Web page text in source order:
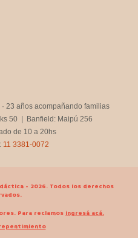
· 23 años acompañando familias
50 | Banfield: Maipú 256
de 10 a 20hs
11 3381-0072
- 2026. Todos los derechos
Para reclamos ingresá acá.